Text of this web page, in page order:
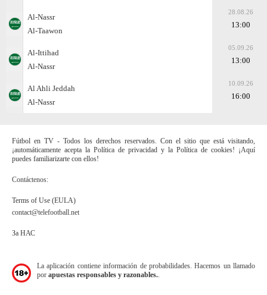
Al-Nassr
Al-Taawon
28.08.26
13:00
Al-Ittihad
Al-Nassr
05.09.26
13:00
Al Ahli Jeddah
Al-Nassr
10.09.26
16:00
Fútbol en TV - Todos los derechos reservados. Con el sitio que está visitando,
¡automáticamente acepta la Política de privacidad y la Política de cookies! ¡Aquí
puedes familiarizarte con ellos!
Contáctenos:
Terms of Use (EULA)
contact@telefootball.net
За НАС
La aplicación contiene información de probabilidades. Hacemos un llamado
por apuestas responsables y razonables.